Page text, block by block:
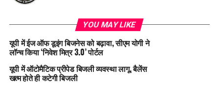
YOU MAY LIKE
यूपी में ईज ऑफ डूइंग बिजनेस को बढ़ावा, सीएम योगी ने
लॉन्च किया ‘निवेश मित्र 3.0’ पोर्टल
यूपी में ऑटोमैटिक प्रीपेड बिजली व्यवस्था लागू, बैलेंस
खत्म होते ही कटेगी बिजली